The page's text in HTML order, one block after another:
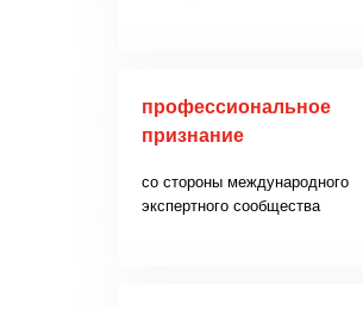
профессиональное
признание
со стороны международного
экспертного сообщества